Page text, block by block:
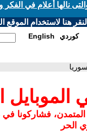
نالها أعلام في الفكر
هنا لاستخدام الموقع
English كوردي
المتمدن، فشاركونا
الحر